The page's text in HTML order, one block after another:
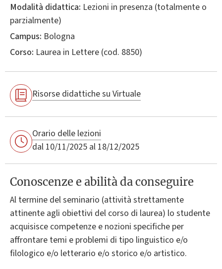
Modalità didattica: Lezioni in presenza (totalmente o
parzialmente)
Campus: Bologna
Corso: Laurea in Lettere (cod. 8850)
Risorse didattiche su Virtuale
Orario delle lezioni
dal 10/11/2025 al 18/12/2025
Conoscenze e abilità da conseguire
Al termine del seminario (attività strettamente
attinente agli obiettivi del corso di laurea) lo studente
acquisisce competenze e nozioni specifiche per
affrontare temi e problemi di tipo linguistico e/o
filologico e/o letterario e/o storico e/o artistico.